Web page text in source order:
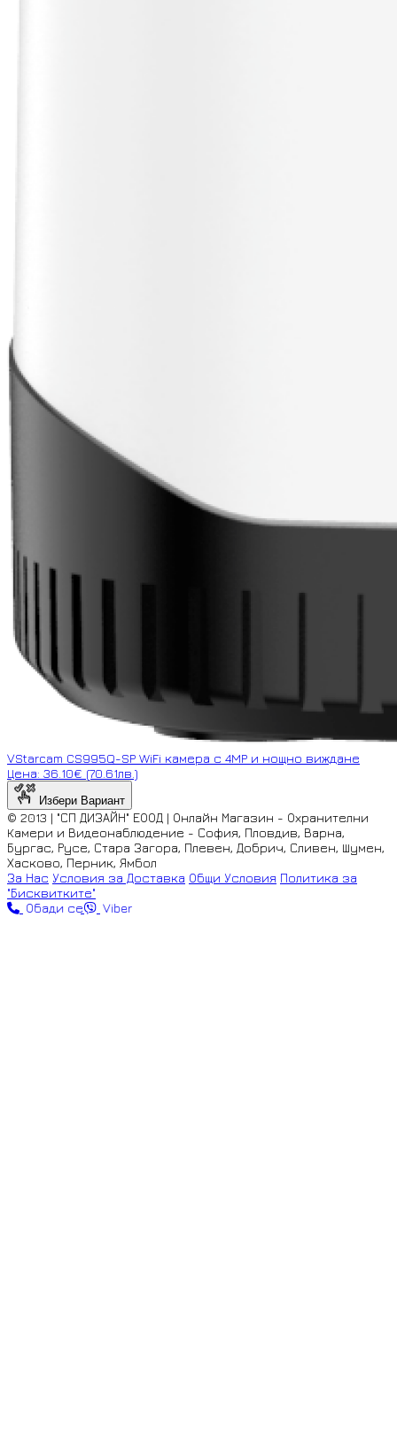
VStarcam CS995Q-SP WiFi камера с 4MP и нощно виждане
Цена: 36.10€ (70.61лв.)
Избери Вариант
© 2013 | "СП ДИЗАЙН" ЕООД | Онлайн Магазин - Охранителни
Камери и Видеонаблюдение - София, Пловдив, Варна,
Бургас, Русе, Стара Загора, Плевен, Добрич, Сливен, Шумен,
Хасково, Перник, Ямбол
За Нас Условия за Доставка Общи Условия Политика за
"Бисквитките"
Обади се
Viber